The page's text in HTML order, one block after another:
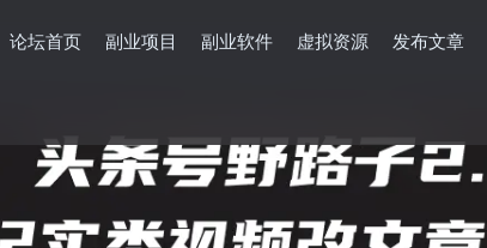
论坛首页 副业项目 副业软件 虚拟资源 发布文章